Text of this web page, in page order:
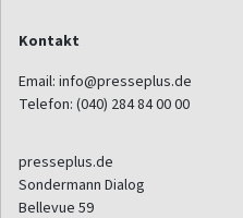
Kontakt
Email: info@presseplus.de
Telefon: (040) 284 84 00 00
presseplus.de
Sondermann Dialog
Bellevue 59